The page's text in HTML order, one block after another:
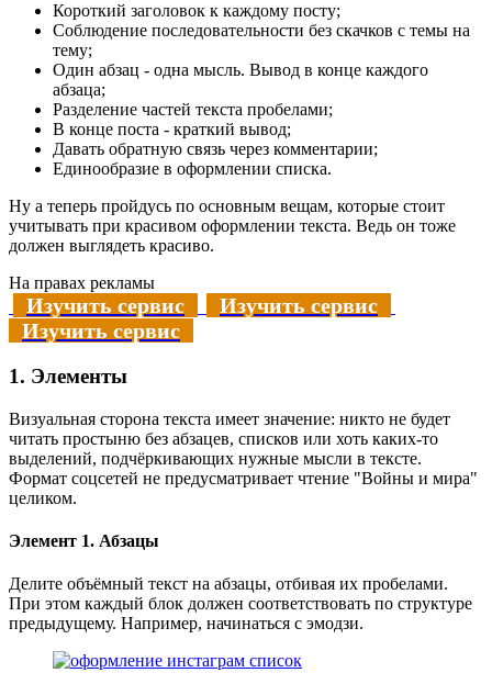
Короткий заголовок к каждому посту;
Соблюдение последовательности без скачков с темы на
тему;
Один абзац - одна мысль. Вывод в конце каждого
абзаца;
Разделение частей текста пробелами;
В конце поста - краткий вывод;
Давать обратную связь через комментарии;
Единообразие в оформлении списка.
Ну а теперь пройдусь по основным вещам, которые стоит
учитывать при красивом оформлении текста. Ведь он тоже
должен выглядеть красиво.
На правах рекламы
Изучить сервис
Изучить сервис
Изучить сервис
1. Элементы
Визуальная сторона текста имеет значение: никто не будет
читать простыню без абзацев, списков или хоть каких-то
выделений, подчёркивающих нужные мысли в тексте.
Формат соцсетей не предусматривает чтение "Войны и мира"
целиком.
Элемент 1. Абзацы
Делите объёмный текст на абзацы, отбивая их пробелами.
При этом каждый блок должен соответствовать по структуре
предыдущему. Например, начинаться с эмодзи.